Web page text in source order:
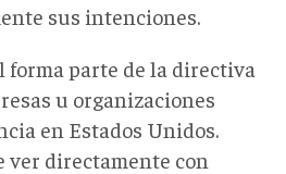
sus intenciones.
forma parte de la directiva
u organizaciones
en Estados Unidos.
directamente con